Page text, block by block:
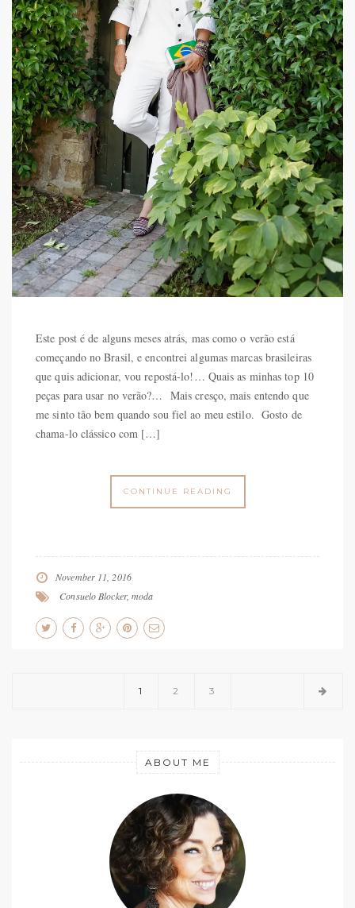
Este post é de alguns meses atrás, mas como o verão está
começando no Brasil, e encontrei algumas marcas brasileiras
que quis adicionar, vou repostá-lo!… Quais as minhas top 10
peças para usar no verão?… Mais cresço, mais entendo que
me sinto tão bem quando sou fiel ao meu estilo. Gosto de
chama-lo clássico com […]
CONTINUE READING
November 11, 2016
Consuelo Blocker,moda
1 2 3
ABOUT ME